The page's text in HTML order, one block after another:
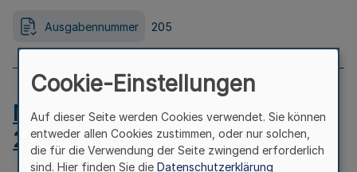
Ausgabennummer 205
MB.NRW 2026 Nr. 204 vom
24.07.2026
Cookie-Einstellungen
Auf dieser Seite werden Cookies verwendet. Sie können
entweder allen Cookies zustimmen, oder nur solchen,
die für die Verwendung der Seite zwingend erforderlich
sind. Hier finden Sie die Datenschutzerklärung